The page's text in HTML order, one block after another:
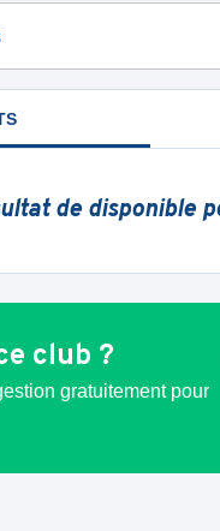
de disponible
club ?
gratuitement pour